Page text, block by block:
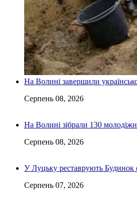
На Волині завершили
Серпень 08, 2026
На Волині зібрали 130
Серпень 08, 2026
У Луцьку реставрують Будинок
Серпень 07, 2026